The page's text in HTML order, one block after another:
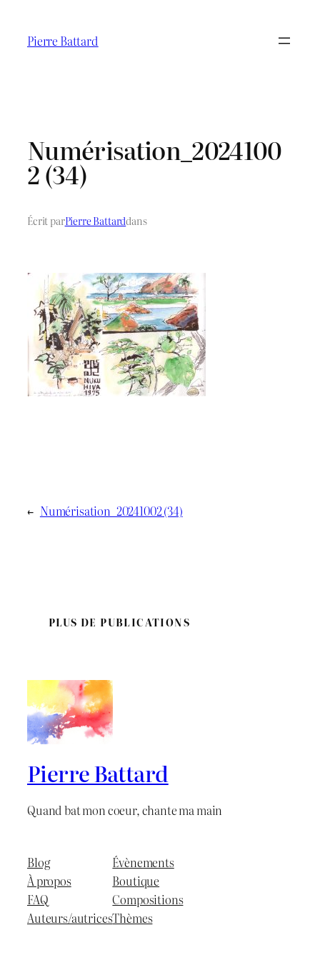
contenu
Pierre Battard
Numérisation_2024100
2 (34)
Écrit parPierre Battarddans
← Numérisation_20241002 (34)
PLUS DE PUBLICATIONS
Pierre Battard
Quand bat mon coeur, chante ma main
Blog
À propos
FAQ
Auteurs/autrices
Évènements
Boutique
Compositions
Thèmes